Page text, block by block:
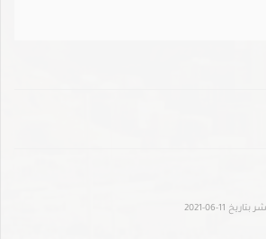
بتاريخ 2021-06-11